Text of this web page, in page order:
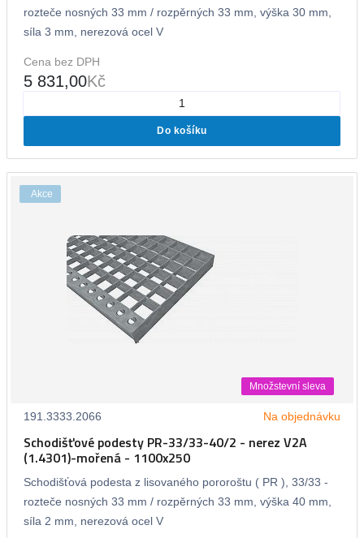
rozteče nosných 33 mm / rozpěrných 33 mm, výška 30 mm,
síla 3 mm, nerezová ocel V
Cena bez DPH
5 831,00Kč
Do košíku
Akce
Množstevní sleva
191.3333.2066 Na objednávku
Schodišťové podesty PR-33/33-40/2 - nerez V2A
(1.4301)-mořená - 1100x250
Schodišťová podesta z lisovaného pororoštu ( PR ), 33/33 -
rozteče nosných 33 mm / rozpěrných 33 mm, výška 40 mm,
síla 2 mm, nerezová ocel V